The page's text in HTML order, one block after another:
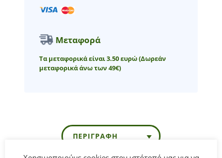
Μεταφορά
Τα μεταφορικά είναι 3.50 ευρώ(Δωρεάν
μεταφορικά άνω των 49€)
ΠΕΡΙΓΡΑΦΉ